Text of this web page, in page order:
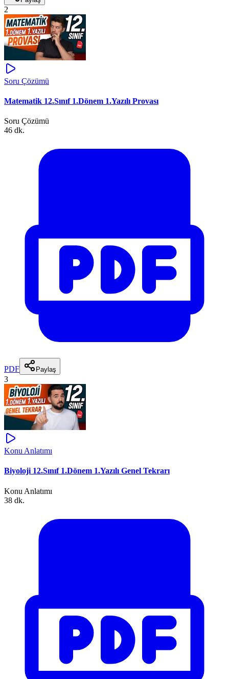
2
Soru Çözümü
Matematik 12.Sınıf 1.Dönem 1.Yazılı Provası
Soru Çözümü
46 dk.
PDF Paylaş
3
Konu Anlatımı
Biyoloji 12.Sınıf 1.Dönem 1.Yazılı Genel Tekrarı
Konu Anlatımı
38 dk.